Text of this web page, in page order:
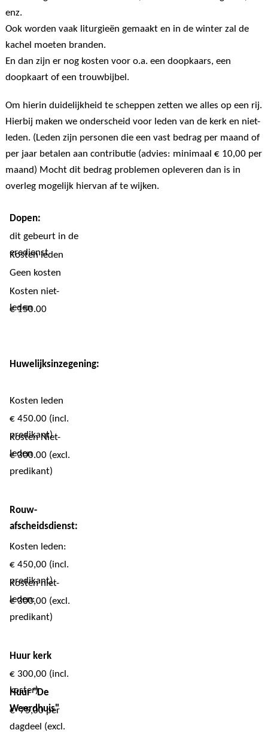
enz.
Ook worden vaak liturgieën gemaakt en in de winter zal de
kachel moeten branden.
En dan zijn er nog kosten voor o.a. een doopkaars, een
doopkaart of een trouwbijbel.
Om hierin duidelijkheid te scheppen zetten we alles op een rij.
Hierbij maken we onderscheid voor leden van de kerk en niet-
leden. (Leden zijn personen die een vast bedrag per maand of
per jaar betalen aan contributie (advies: minimaal € 10,00 per
maand) Mocht dit bedrag problemen opleveren dan is in
overleg mogelijk hiervan af te wijken.
Dopen:
dit gebeurt in de
eredienst
Kosten leden
Geen kosten
Kosten niet-
leden
€ 150.00
Huwelijksinzegening:
Kosten leden
€ 450.00 (incl.
predikant)
Kosten Niet-
leden
€ 300.00 (excl.
predikant)
Rouw-
afscheidsdienst:
Kosten leden:
€ 450,00 (incl.
predikant)
Kosten niet-
leden:
€ 300,00 (excl.
predikant)
Huur kerk
€ 300,00 (incl.
koster)
Huur "De
Weerdhuis"
€ 75,00 per
dagdeel (excl.